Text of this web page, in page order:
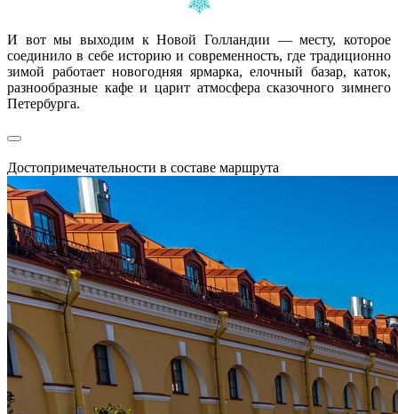
И вот мы выходим к Новой Голландии — месту, которое
соединило в себе историю и современность, где традиционно
зимой работает новогодняя ярмарка, елочный базар, каток,
разнообразные кафе и царит атмосфера сказочного зимнего
Петербурга.
Достопримечательности в составе маршрута